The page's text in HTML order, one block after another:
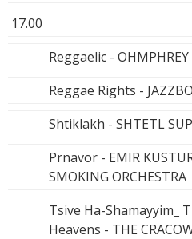
17.00
Reggaelic - OHMPHREY
Reggae Rights - JAZZBO
Shtiklakh - SHTETL
Prnavor - EMIR
SMOKING ORCHESTRA
Tsive Ha-Shamayyim_
Heavens - THE